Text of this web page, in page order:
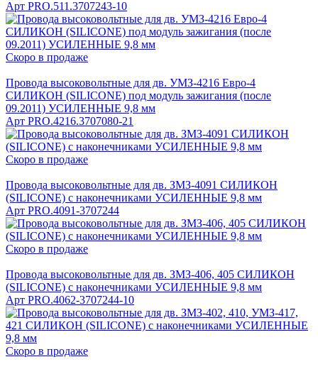
Арт PRO.511.3707243-10
Скоро в продаже
Провода высоковольтные для дв. УМЗ-4216 Евро-4
СИЛИКОН (SILICONE) под модуль зажигания (после
09.2011) УСИЛЕННЫЕ 9,8 мм
Арт PRO.4216.3707080-21
Скоро в продаже
Провода высоковольтные для дв. ЗМЗ-4091 СИЛИКОН
(SILICONE) с наконечниками УСИЛЕННЫЕ 9,8 мм
Арт PRO.4091-3707244
Скоро в продаже
Провода высоковольтные для дв. ЗМЗ-406, 405 СИЛИКОН
(SILICONE) с наконечниками УСИЛЕННЫЕ 9,8 мм
Арт PRO.4062-3707244-10
Скоро в продаже